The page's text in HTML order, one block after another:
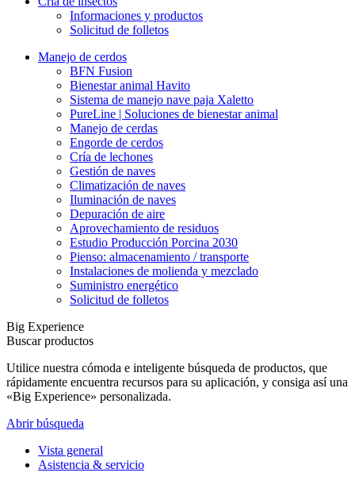
Informaciones y productos
Solicitud de folletos
Manejo de cerdos
BFN Fusion
Bienestar animal Havito
Sistema de manejo nave paja Xaletto
PureLine | Soluciones de bienestar animal
Manejo de cerdas
Engorde de cerdos
Cría de lechones
Gestión de naves
Climatización de naves
Iluminación de naves
Depuración de aire
Aprovechamiento de residuos
Estudio Producción Porcina 2030
Pienso: almacenamiento / transporte
Instalaciones de molienda y mezclado
Suministro energético
Solicitud de folletos
Big Experience
Buscar productos
Utilice nuestra cómoda e inteligente búsqueda de productos, que
rápidamente encuentra recursos para su aplicación, y consiga así una
«Big Experience» personalizada.
Abrir búsqueda
Vista general
Asistencia & servicio